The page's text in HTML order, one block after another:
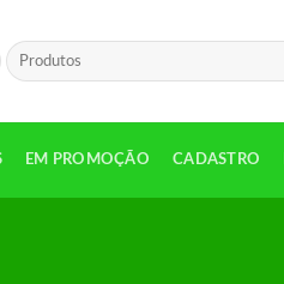
Pesquisar
por:
EM PROMOÇÃO CADASTRO